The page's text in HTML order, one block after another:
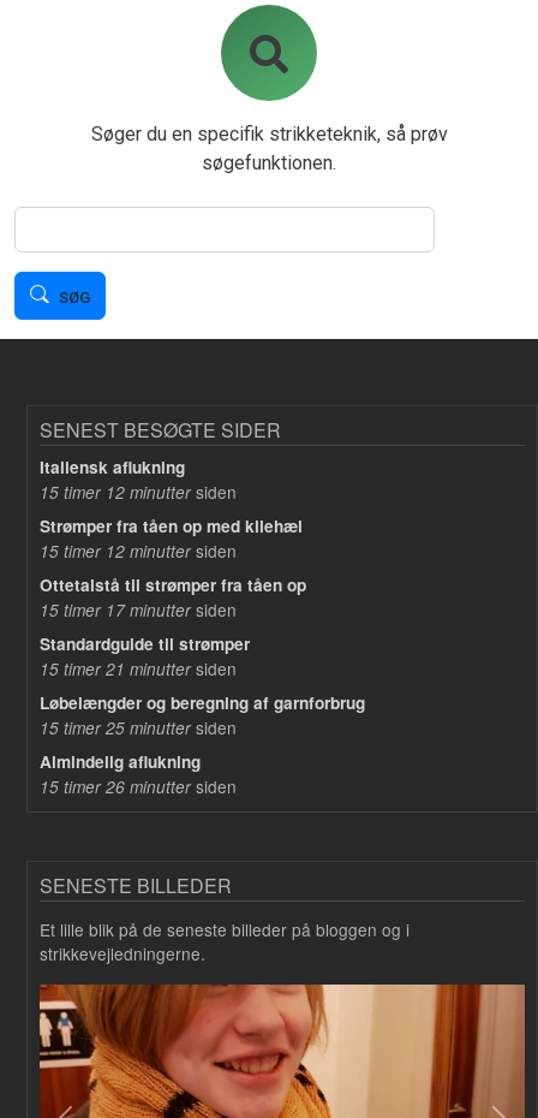
Søger du en specifik strikketeknik, så prøv
søgefunktionen.
Søg
SØG
SENEST BESØGTE SIDER
Italiensk aflukning
15 timer 12 minuttersiden
Strømper fra tåen op med kilehæl
15 timer 12 minuttersiden
Ottetalstå til strømper fra tåen op
15 timer 17 minuttersiden
Standardguide til strømper
15 timer 21 minuttersiden
Løbelængder og beregning af garnforbrug
15 timer 25 minuttersiden
Almindelig aflukning
15 timer 26 minuttersiden
SENESTE BILLEDER
Et lille blik på de seneste billeder på bloggen og i
strikkevejledningerne.